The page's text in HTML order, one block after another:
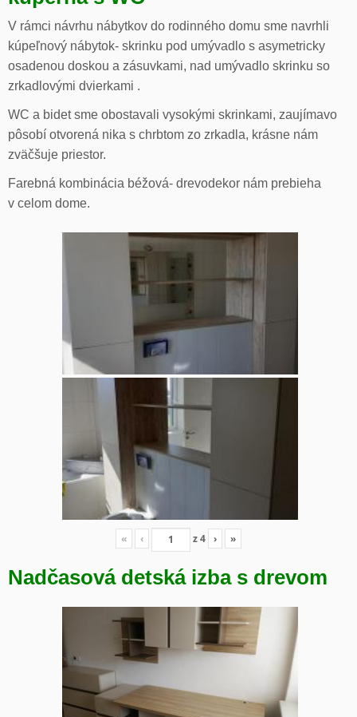
V rámci návrhu nábytkov do rodinného domu sme navrhli
kúpeľnový nábytok- skrinku pod umývadlo s asymetricky
osadenou doskou a zásuvkami, nad umývadlo skrinku so
zrkadlovými dvierkami .
WC a bidet sme obostavali vysokými skrinkami, zaujímavo
pôsobí otvorená nika s chrbtom zo zrkadla, krásne nám
zväčšuje priestor.
Farebná kombinácia béžová- drevodekor nám prebieha
v celom dome.
« ‹ z4 › »
Nadčasová detská izba s drevom